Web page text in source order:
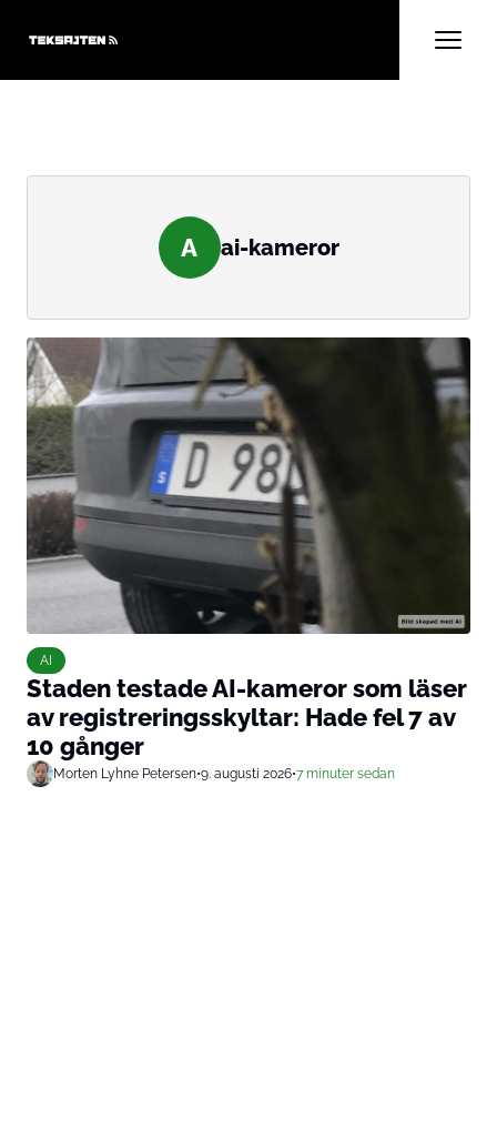
A ai-kameror
AI
Staden testade AI-kameror som läser
av registreringsskyltar: Hade fel 7 av
10 gånger
Morten Lyhne Petersen•9. augusti 2026•7 minuter sedan